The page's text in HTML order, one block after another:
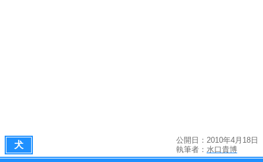
犬
公開日：2010年4月18日
執筆者： 水口貴博